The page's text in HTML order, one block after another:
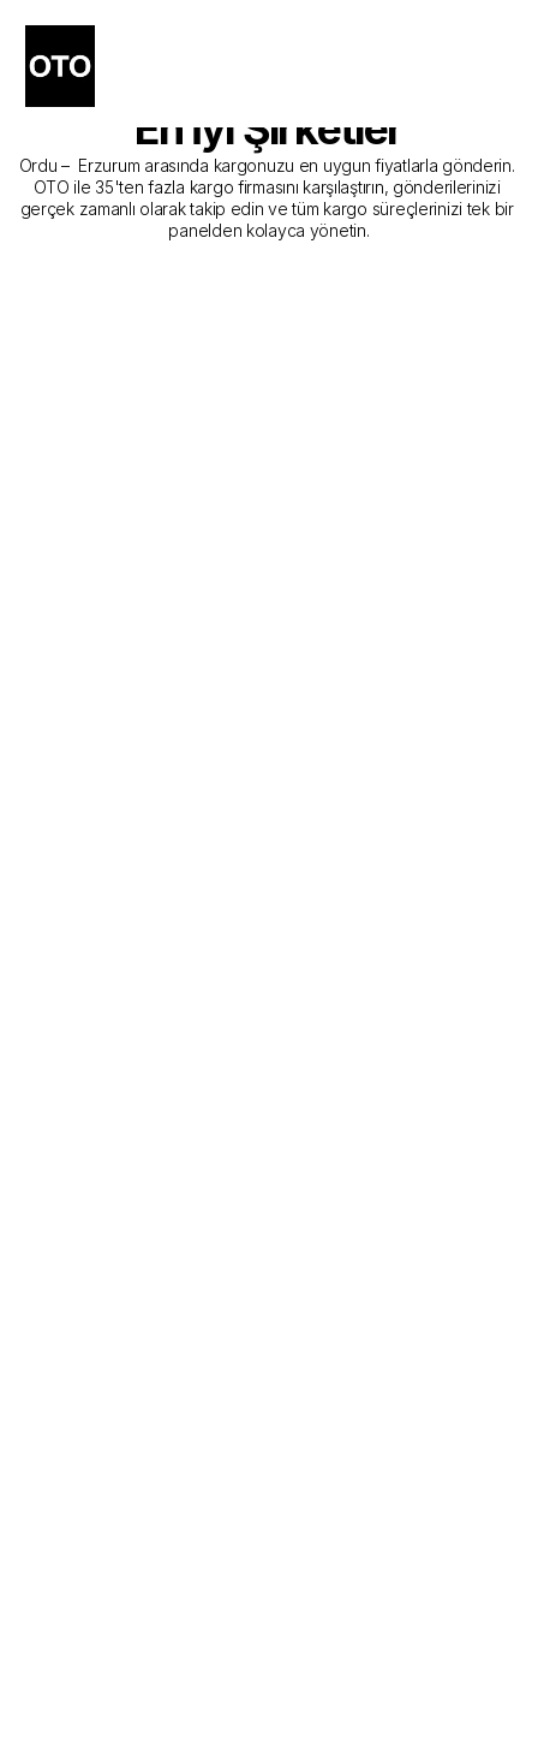
Ordu - Erzurum Kargo
Gönderim Hizmeti Sunan
En İyi Şirketler
Ordu –  Erzurum arasında kargonuzu en uygun fiyatlarla gönderin.
OTO ile 35'ten fazla kargo firmasını karşılaştırın, gönderilerinizi
gerçek zamanlı olarak takip edin ve tüm kargo süreçlerinizi tek bir
panelden kolayca yönetin.